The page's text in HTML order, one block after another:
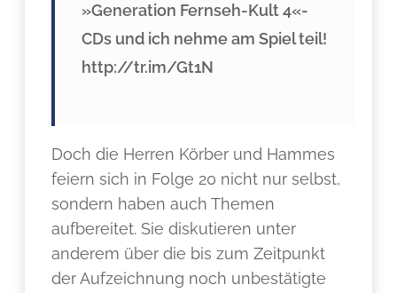
»Generation Fernseh-Kult 4«-
CDs und ich nehme am Spiel teil!
http://tr.im/Gt1N
Doch die Herren Körber und Hammes
feiern sich in Folge 20 nicht nur selbst,
sondern haben auch Themen
aufbereitet. Sie diskutieren unter
anderem über die bis zum Zeitpunkt
der Aufzeichnung noch unbestätigte